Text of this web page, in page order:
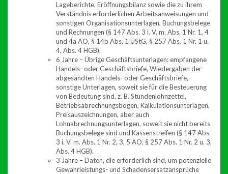
Lageberichte, Eröffnungsbilanz sowie die zu ihrem
Verständnis erforderlichen Arbeitsanweisungen und
sonstigen Organisationsunterlagen, Buchungsbelege
und Rechnungen (§ 147 Abs. 3 i. V. m. Abs. 1 Nr. 1, 4
und 4a AO, § 14b Abs. 1 UStG, § 257 Abs. 1 Nr. 1 u.
4, Abs. 4 HGB).
6 Jahre – Übrige Geschäftsunterlagen: empfangene
Handels- oder Geschäftsbriefe, Wiedergaben der
abgesandten Handels- oder Geschäftsbriefe,
sonstige Unterlagen, soweit sie für die Besteuerung
von Bedeutung sind, z. B. Stundenlohnzettel,
Betriebsabrechnungsbögen, Kalkulationsunterlagen,
Preisauszeichnungen, aber auch
Lohnabrechnungsunterlagen, soweit sie nicht bereits
Buchungsbelege sind und Kassenstreifen (§ 147 Abs.
3 i. V. m. Abs. 1 Nr. 2, 3, 5 AO, § 257 Abs. 1 Nr. 2 u. 3,
Abs. 4 HGB).
3 Jahre – Daten, die erforderlich sind, um potenzielle
Gewährleistungs- und Schadensersatzansprüche